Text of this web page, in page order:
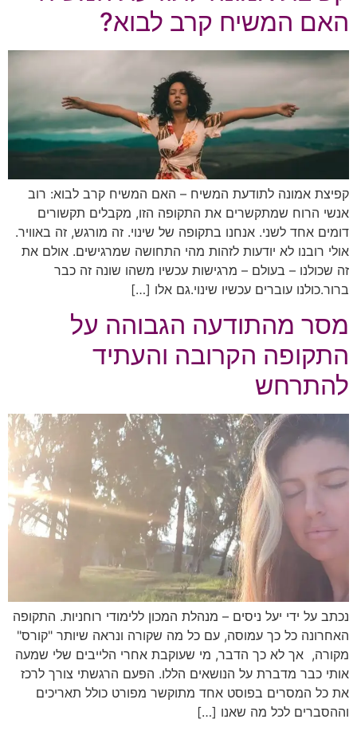
האם המשיח קרב לבוא?
קפיצת אמונה לתודעת המשיח – האם המשיח קרב לבוא: רוב
אנשי הרוח שמתקשרים את התקופה הזו, מקבלים תקשורים
דומים אחד לשני. אנחנו בתקופה של שינוי. זה מורגש, זה באוויר.
אולי רובנו לא יודעות לזהות מהי התחושה שמרגישים. אולם את
זה שכולנו – בעולם – מרגישות עכשיו משהו שונה זה כבר
ברור.כולנו עוברים עכשיו שינוי.גם אלו […]
מסר מהתודעה הגבוהה על
התקופה הקרובה והעתיד
להתרחש
נכתב על ידי יעל ניסים – מנהלת המכון ללימודי רוחניות. התקופה
האחרונה כל כך עמוסה, עם כל מה שקורה ונראה שיותר "קורס"
מקורה, אך לא כך הדבר, מי שעוקבת אחרי הלייבים שלי שמעה
אותי כבר מדברת על הנושאים הללו. הפעם הרגשתי צורך לרכז
את כל המסרים בפוסט אחד מתוקשר מפורט כולל תאריכים
וההסברים לכל מה שאנו […]